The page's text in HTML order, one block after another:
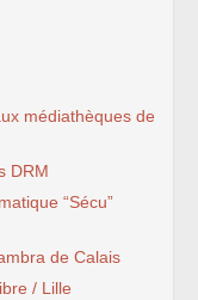
médiathèques de
DRM
“Sécu”
de Calais
/ Lille